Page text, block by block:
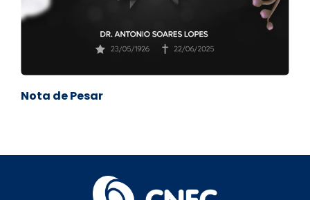
Nota de Pesar